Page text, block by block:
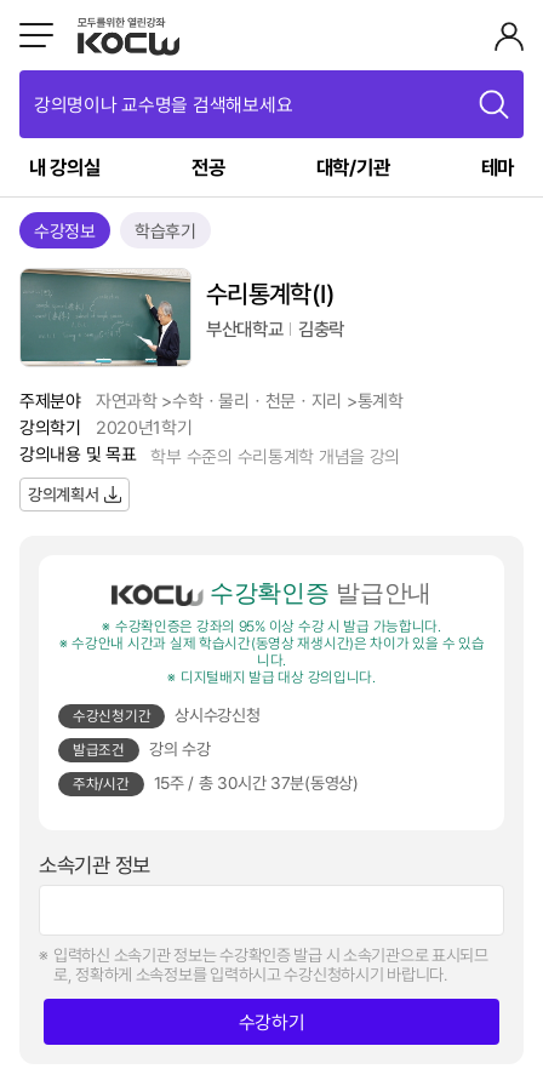
강의명이나 교수명을 검색해보세요
내 강의실 전공 대학/기관 테마
수강정보 학습후기
수리통계학(I)
부산대학교 김충락
주제분야
자연과학 >수학ㆍ물리ㆍ천문ㆍ지리 >통계학
강의학기
2020년1학기
강의내용 및 목표
학부 수준의 수리통계학 개념을 강의
강의계획서
수강확인증 발급안내
수강확인증은 강좌의 95% 이상 수강 시 발급 가능합니다.
수강안내 시간과 실제 학습시간(동영상 재생시간)은 차이가 있을 수 있습
니다.
디지털배지 발급 대상 강의입니다.
수강신청기간 상시수강신청
발급조건 강의 수강
주차/시간 15주 / 총 30시간 37분(동영상)
소속기관 정보
입력하신 소속기관 정보는 수강확인증 발급 시 소속기관으로 표시되므
로, 정확하게 소속정보를 입력하시고 수강신청하시기 바랍니다.
수강하기